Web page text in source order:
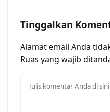
Tinggalkan
Alamat email Anda
Ruas yang wajib